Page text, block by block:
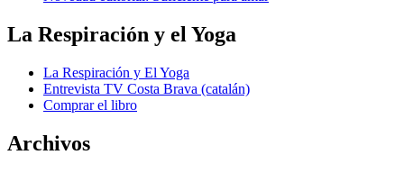
La Respiración y el Yoga
La Respiración y El Yoga
Entrevista TV Costa Brava (catalán)
Comprar el libro
Archivos